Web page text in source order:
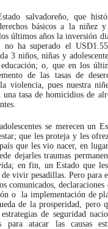
salvadoreño, que
básicos a la niñez y
últimos años la inversión
no ha superado el
3 niños, niñas y
o, que en los
de las tasas de
violencia, pues nuestra
tasa de homicidios de
se merecen un
que les proteja y les
que les vio nacer, en
dejarles traumas
en fin, un Estado que
vivir pesadillas. Pero para
comunicados,
o la implementación de
de la prosperidad, pero
de seguridad
para atacar las causas